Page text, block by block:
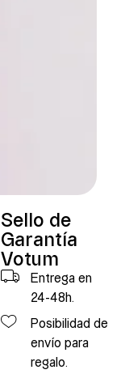
Sello de
Garantía
Votum
Entrega en
24-48h.
Posibilidad de
envío para
regalo.